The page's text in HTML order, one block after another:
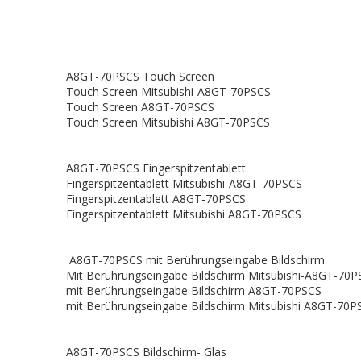
A8GT-70PSCS Touch Screen
Touch Screen Mitsubishi-A8GT-70PSCS
Touch Screen A8GT-70PSCS
Touch Screen Mitsubishi A8GT-70PSCS
A8GT-70PSCS Fingerspitzentablett
Fingerspitzentablett Mitsubishi-A8GT-70PSCS
Fingerspitzentablett A8GT-70PSCS
Fingerspitzentablett Mitsubishi A8GT-70PSCS
A8GT-70PSCS mit Berührungseingabe Bildschirm
Mit Berührungseingabe Bildschirm Mitsubishi-A8GT-
mit Berührungseingabe Bildschirm A8GT-70PSCS
mit Berührungseingabe Bildschirm Mitsubishi A8GT-
A8GT-70PSCS Bildschirm- Glas